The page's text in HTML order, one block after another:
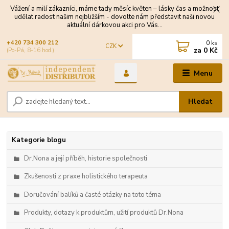
Vážení a milí zákazníci, máme tady měsíc květen – lásky čas a možnost
udělat radost našim nejbližším - dovolte nám představit naši novou
aktuální dárkovou akci pro Vás...
Menu
CZK
Hledat
+420 734 300 212
(Po-Pá, 8-16 hod.)
0 ks
za 0 Kč
Kategorie blogu
Dr.Nona a její příběh, historie společnosti
Zkušenosti z praxe holistického terapeuta
Doručování balíků a časté otázky na toto téma
Produkty, dotazy k produktům, užití produktů Dr.Nona